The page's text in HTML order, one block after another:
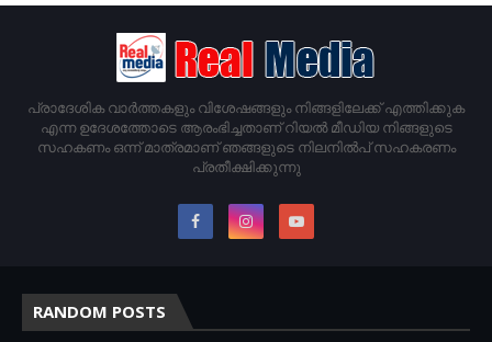
പ്രാദേശിക വാര്‍ത്തകളും വിശേഷങ്ങളും നിങ്ങളിലേക്ക് എത്തിക്കുക
എന്ന ഉദേശത്തോടെ ആരംഭിച്ചതാണ് റിയൽ മീഡിയ നിങ്ങളുടെ
സഹകണം ഒന്ന് മാത്രമാണ് ഞങ്ങളുടെ നിലനിൽപ് സഹകരണം
പ്രതീക്ഷിക്കുന്നു
RANDOM POSTS